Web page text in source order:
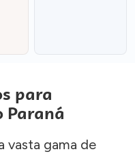
para
Paraná
vasta gama de